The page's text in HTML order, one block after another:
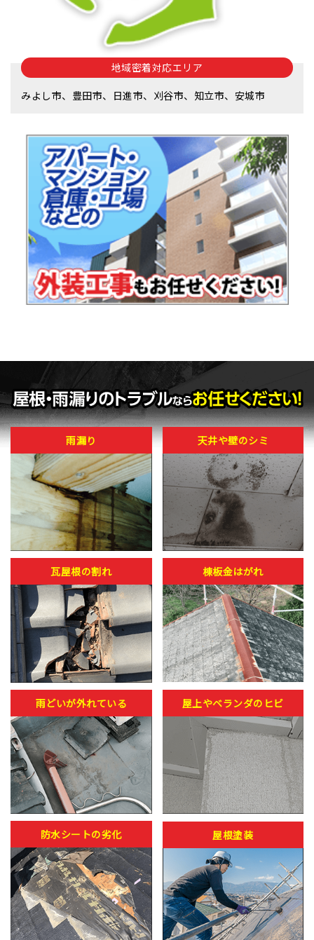
地域密着対応エリア
みよし市、豊田市、日進市、刈谷市、知立市、安城市
雨漏り 天井や壁のシミ
瓦屋根の割れ 棟板金はがれ
雨どいが外れている 屋上やベランダのヒビ
防水シートの劣化 屋根塗装